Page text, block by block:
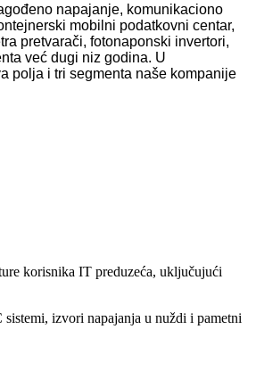
napajanje, komunikaciono
mobilni podatkovni centar,
pretvarači, fotonaponski invertori,
već dugi niz godina. U
polja i tri segmenta naše kompanije
korisnika IT preduzeća, uključujući
izvori napajanja u nuždi i pametni